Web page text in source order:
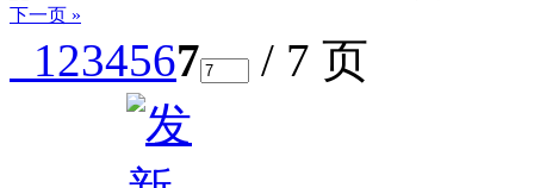
下一页 »
1234567 / 7 页